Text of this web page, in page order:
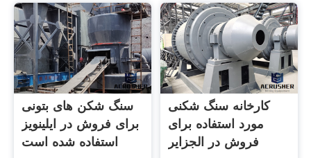
سنگ شکن های بتونی
برای فروش در ایلینویز
استفاده شده است
کارخانه سنگ شکنی
مورد استفاده برای
فروش در الجزایر